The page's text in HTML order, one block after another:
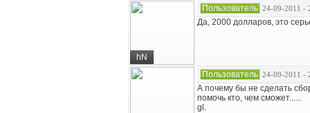
hN
Пользователь 24-09-2011 -
Да, 2000 долларов, это
Пользователь 24-09-2011 -
А почему бы не сделать
помочь кто, чем сможет......
gl.